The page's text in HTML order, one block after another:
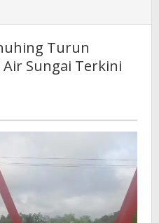
Turun
Sungai Terkini